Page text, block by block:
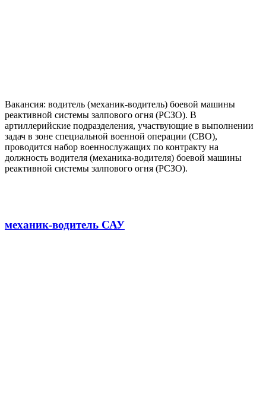
Вакансия: водитель (механик-водитель) боевой машины
реактивной системы залпового огня (РСЗО). В
артиллерийские подразделения, участвующие в выполнении
задач в зоне специальной военной операции (СВО),
проводится набор военнослужащих по контракту на
должность водителя (механика-водителя) боевой машины
реактивной системы залпового огня (РСЗО).
механик-водитель САУ